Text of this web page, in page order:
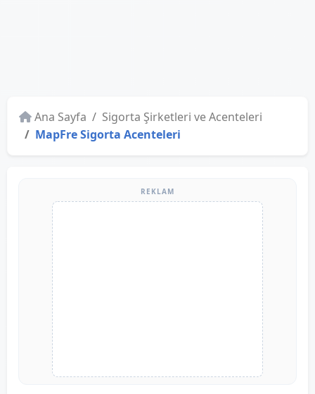
Ana Sayfa
Sigorta Şirketleri ve Acenteleri
MapFre Sigorta Acenteleri
REKLAM